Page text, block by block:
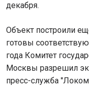
декабря.
Объект построили
готовы
года Комитет
Москвы разрешил
пресс-служба